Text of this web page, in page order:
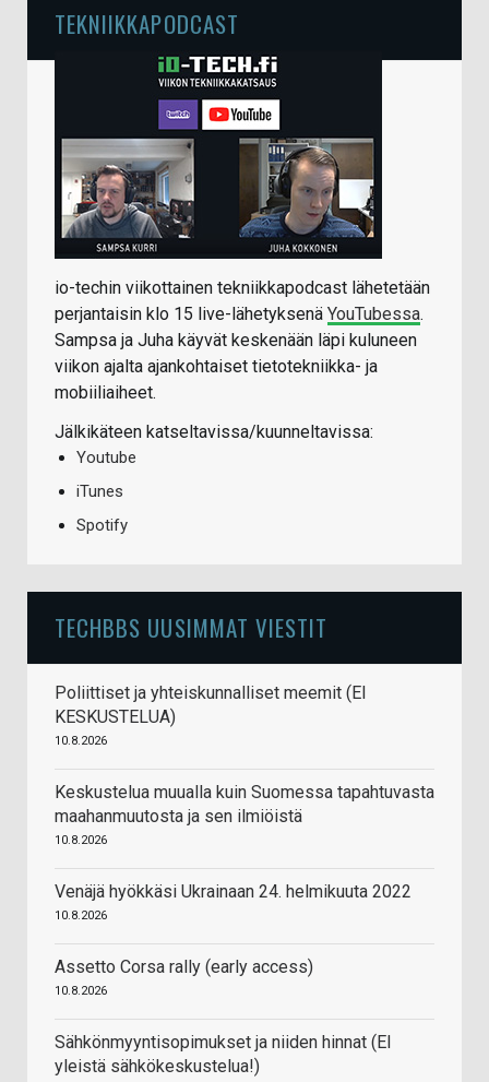
TEKNIIKKAPODCAST
io-techin viikottainen tekniikkapodcast lähetetään
perjantaisin klo 15 live-lähetyksenä YouTubessa.
Sampsa ja Juha käyvät keskenään läpi kuluneen
viikon ajalta ajankohtaiset tietotekniikka- ja
mobiiliaiheet.
Jälkikäteen katseltavissa/kuunneltavissa:
Youtube
iTunes
Spotify
TECHBBS UUSIMMAT VIESTIT
Poliittiset ja yhteiskunnalliset meemit (EI
KESKUSTELUA)
10.8.2026
Keskustelua muualla kuin Suomessa tapahtuvasta
maahanmuutosta ja sen ilmiöistä
10.8.2026
Venäjä hyökkäsi Ukrainaan 24. helmikuuta 2022
10.8.2026
Assetto Corsa rally (early access)
10.8.2026
Sähkönmyyntisopimukset ja niiden hinnat (EI
yleistä sähkökeskustelua!)